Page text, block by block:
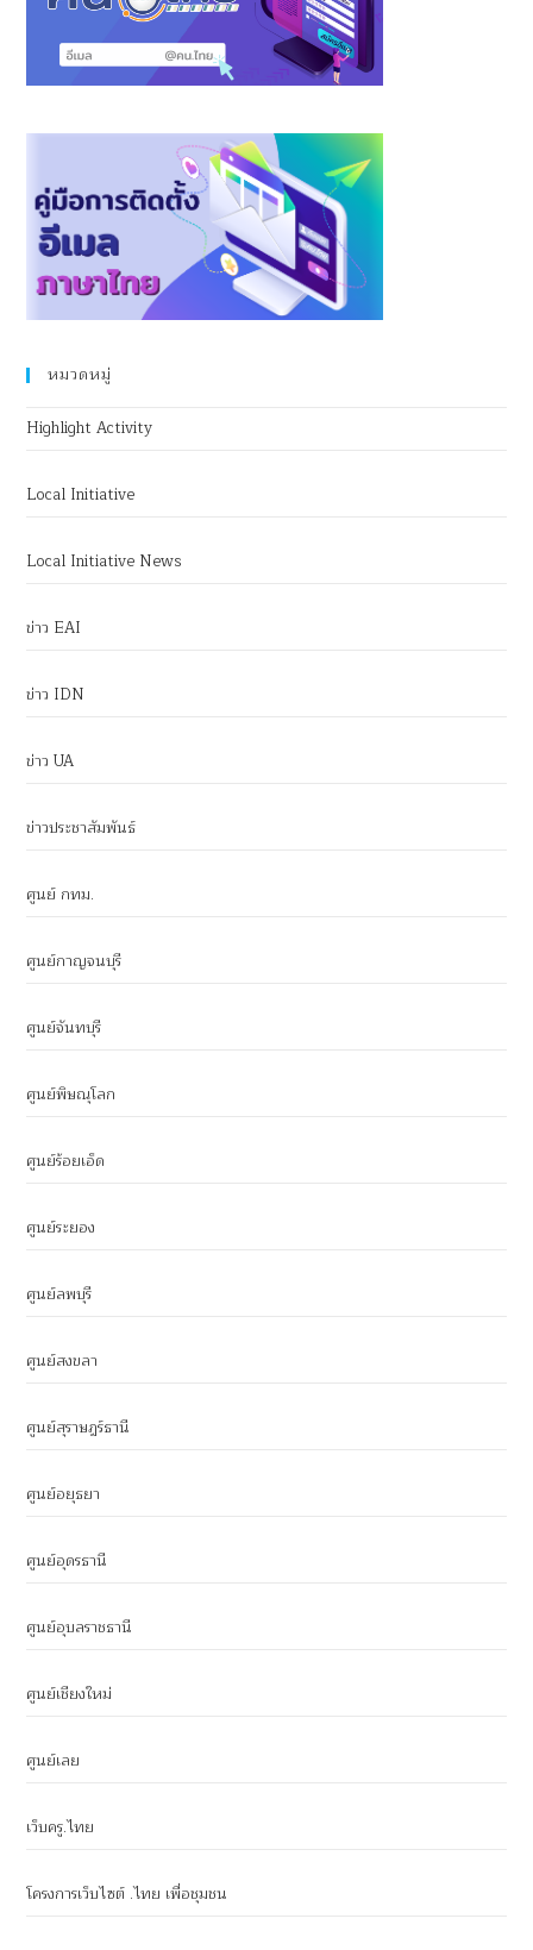
หมวดหมู่
Highlight Activity
Local Initiative
Local Initiative News
ข่าว EAI
ข่าว IDN
ข่าว UA
ข่าวประชาสัมพันธ์
ศูนย์ กทม.
ศูนย์กาญจนบุรี
ศูนย์จันทบุรี
ศูนย์พิษณุโลก
ศูนย์ร้อยเอ็ด
ศูนย์ระยอง
ศูนย์ลพบุรี
ศูนย์สงขลา
ศูนย์สุราษฎร์ธานี
ศูนย์อยุธยา
ศูนย์อุดรธานี
ศูนย์อุบลราชธานี
ศูนย์เชียงใหม่
ศูนย์เลย
เว็บครู.ไทย
โครงการเว็บไซต์ .ไทย เพื่อชุมชน